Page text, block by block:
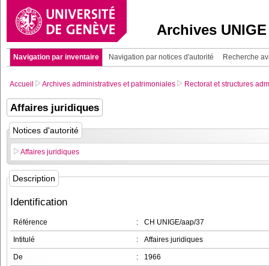
Archives UNIGE
Navigation par inventaire Navigation par notices d'autorité Recherche
Accueil Archives administratives et patrimoniales Rectorat et structures
Affaires juridiques
Notices d'autorité
Affaires juridiques
Description
Identification
Référence : CH UNIGE/aap/37
Intitulé : Affaires juridiques
De : 1966